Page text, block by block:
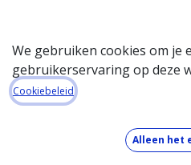
Startpagina
Over de databank
Wat kost de databank?
Hoe werkt de databank?
We gebruiken cookies om je
gebruikerservaring op deze
Cookiebeleid
Alleen het